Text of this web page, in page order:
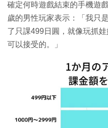
確定何時遊戲結束的手機遊
歲的男性玩家表示：「我只
了只課499日圓，就像玩抓
可以接受的。」